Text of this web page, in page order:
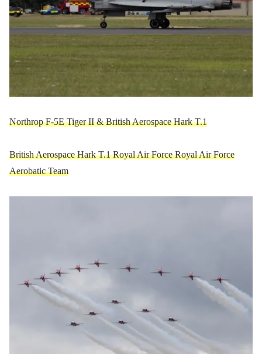
Northrop F-5E Tiger II & British Aerospace Hark T.1
British Aerospace Hark T.1 Royal Air Force Royal Air Force
Aerobatic Team